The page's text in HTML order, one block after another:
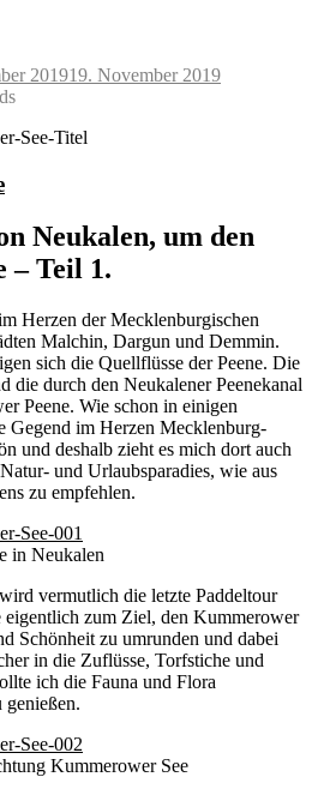
201919. November 2019
Neukalen, um den
– Teil 1.
Herzen der Mecklenburgischen
Malchin, Dargun und Demmin.
sich die Quellflüsse der Peene. Die
die durch den Neukalener Peenekanal
Peene. Wie schon in einigen
Gegend im Herzen Mecklenburg-
und deshalb zieht es mich dort auch
und Urlaubsparadies, wie aus
zu empfehlen.
in Neukalen
vermutlich die letzte Paddeltour
eigentlich zum Ziel, den Kummerower
Schönheit zu umrunden und dabei
in die Zuflüsse, Torfstiche und
ich die Fauna und Flora
genießen.
Kummerower See